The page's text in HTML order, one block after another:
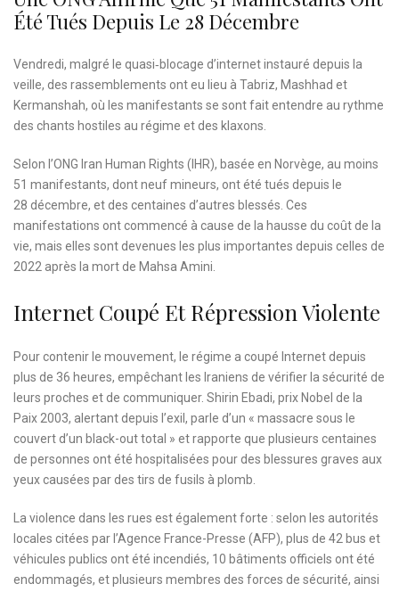
Été Tués Depuis Le 28 Décembre
Vendredi, malgré le quasi‑blocage d’internet instauré depuis la
veille, des rassemblements ont eu lieu à Tabriz, Mashhad et
Kermanshah, où les manifestants se sont fait entendre au rythme
des chants hostiles au régime et des klaxons.
Selon l’ONG Iran Human Rights (IHR), basée en Norvège, au moins
51 manifestants, dont neuf mineurs, ont été tués depuis le
28 décembre, et des centaines d’autres blessés. Ces
manifestations ont commencé à cause de la hausse du coût de la
vie, mais elles sont devenues les plus importantes depuis celles de
2022 après la mort de Mahsa Amini.
Internet Coupé Et Répression Violente
Pour contenir le mouvement, le régime a coupé Internet depuis
plus de 36 heures, empêchant les Iraniens de vérifier la sécurité de
leurs proches et de communiquer. Shirin Ebadi, prix Nobel de la
Paix 2003, alertant depuis l’exil, parle d’un « massacre sous le
couvert d’un black-out total » et rapporte que plusieurs centaines
de personnes ont été hospitalisées pour des blessures graves aux
yeux causées par des tirs de fusils à plomb.
La violence dans les rues est également forte : selon les autorités
locales citées par l’Agence France-Presse (AFP), plus de 42 bus et
véhicules publics ont été incendiés, 10 bâtiments officiels ont été
endommagés, et plusieurs membres des forces de sécurité, ainsi